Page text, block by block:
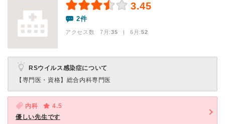
3.45
2件
アクセス数 7月:35 | 6月:52
RSウイルス感染症について
【専門医・資格】 総合内科専門医
内科
4.5
優しい先生です